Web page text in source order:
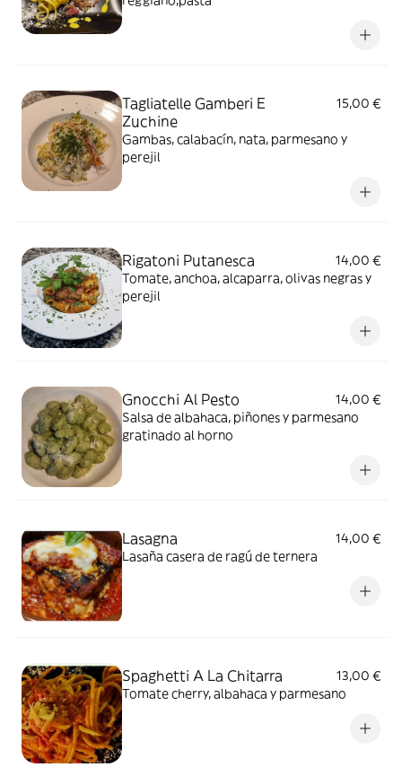
Tagliatelle Gamberi E
Zuchine
15,00 €
Gambas, calabacín, nata, parmesano y
perejil
Rigatoni Putanesca
14,00 €
Tomate, anchoa, alcaparra, olivas negras y
perejil
Gnocchi Al Pesto
14,00 €
Salsa de albahaca, piñones y parmesano
gratinado al horno
Lasagna
14,00 €
Lasaña casera de ragú de ternera
Spaghetti A La Chitarra
13,00 €
Tomate cherry, albahaca y parmesano